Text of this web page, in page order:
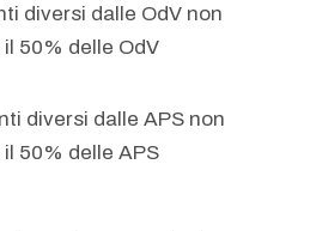
diversi dalle OdV non
50% delle OdV
diversi dalle APS non
50% delle APS